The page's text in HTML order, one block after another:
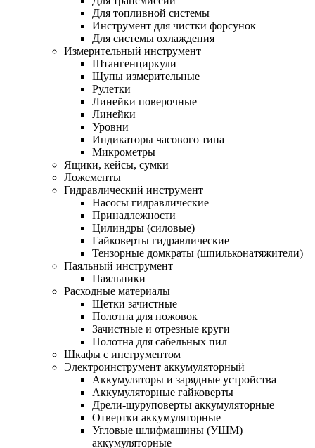
Для топливной системы
Инструмент для чистки форсунок
Для системы охлаждения
Измерительный инструмент
Штангенциркули
Щупы измерительные
Рулетки
Линейки поверочные
Линейки
Уровни
Индикаторы часового типа
Микрометры
Ящики, кейсы, сумки
Ложементы
Гидравлический инструмент
Насосы гидравлические
Принадлежности
Цилиндры (силовые)
Гайковерты гидравлические
Тензорные домкраты (шпильконатяжители)
Паяльный инструмент
Паяльники
Расходные материалы
Щетки зачистные
Полотна для ножовок
Зачистные и отрезные круги
Полотна для сабельных пил
Шкафы с инструментом
Электроинструмент аккумуляторный
Аккумуляторы и зарядные устройства
Аккумуляторные гайковерты
Дрели-шуруповерты аккумуляторные
Отвертки аккумуляторные
Угловые шлифмашины (УШМ)
аккумуляторные